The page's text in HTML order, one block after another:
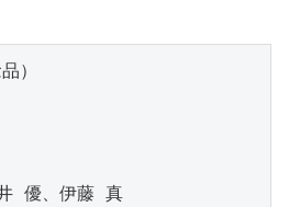
）